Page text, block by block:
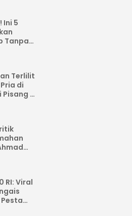
Ini 5
Tanpa
Terlilit
di
Pisang 4
RI: Viral